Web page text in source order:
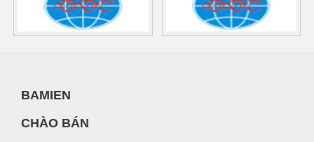
BAMIEN
CHÀO BÁN